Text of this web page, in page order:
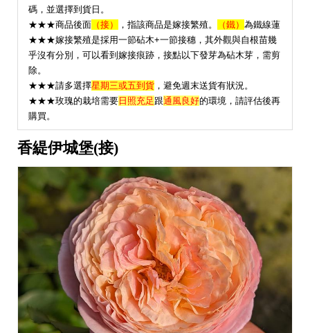
碼，並選擇到貨日。
★★★商品後面 （接） ，指該商品是嫁接繁殖。 （鐵） 為鐵線蓮
★★★嫁接繁殖是採用一節砧木+一節接穗，其外觀與自根苗幾
乎沒有分別，可以看到嫁接痕跡，接點以下發芽為砧木芽，需剪
除。
★★★請多選擇星期三或五到貨 ，避免週末送貨有狀況。
★★★玫瑰的栽培需要日照充足 跟通風良好的環境，請評估後再
購買。
香緹伊城堡(接)